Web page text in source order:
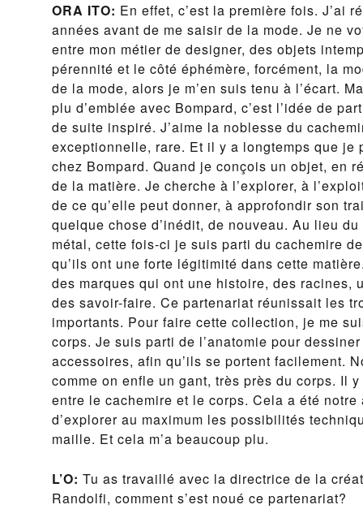
ORA ITO: En effet, c’est la première fois. J’ai
années avant de me saisir de la mode. Je ne
entre mon métier de designer, des objets
pérennité et le côté éphémère, forcément, la
de la mode, alors je m’en suis tenu à l’écart.
plu d’emblée avec Bompard, c’est l’idée de
de suite inspiré. J’aime la noblesse du
exceptionnelle, rare. Et il y a longtemps que je
chez Bompard. Quand je conçois un objet, en
de la matière. Je cherche à l’explorer, à
de ce qu’elle peut donner, à approfondir son
quelque chose d’inédit, de nouveau. Au lieu
métal, cette fois-ci je suis parti du cachemire
qu’ils ont une forte légitimité dans cette
des marques qui ont une histoire, des racines,
des savoir-faire. Ce partenariat réunissait les
importants. Pour faire cette collection, je me
corps. Je suis parti de l’anatomie pour
accessoires, afin qu’ils se portent facilement.
comme on enfle un gant, très près du corps. Il
entre le cachemire et le corps. Cela a été
d’explorer au maximum les possibilités
maille. Et cela m’a beaucoup plu.
L’O: Tu as travaillé avec la directrice de la
Randolfi, comment s’est noué ce partenariat?